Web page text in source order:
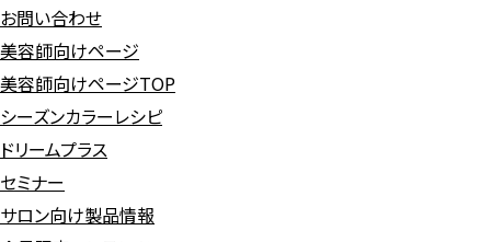
お問い合わせ
美容師向けページ
美容師向けページTOP
シーズンカラーレシピ
ドリームプラス
セミナー
サロン向け製品情報